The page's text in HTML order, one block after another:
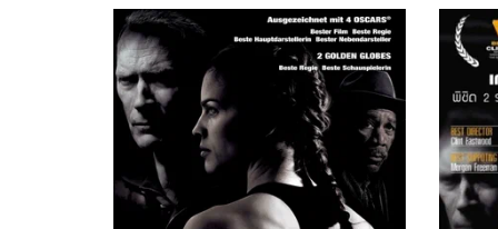
Никки Смедли
Las Vegas Fight Fan, в титрах не указан
Люсия Рижкер
Billie «The Blue Bear»
Дэвид Поулидж
Counterman at Diner